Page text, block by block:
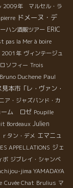
2009年 マルセル・ラ
ドメーヌ・デ
ーハン酒販ツアー ERIC
pas la Mer à boire
2001年 ヴィンテージュ
ソフィー Trois
Duchene Paul
本市「レ・ヴァン・
ア・ジャズバンド・カ
ーム ロゼ Poupille
Bordeaux Julien
ｒタン・デメ エマニュ
APPELLATIONS ジェ
ボ ジブレイ・シャンベ
jima YAMADAYA
Cuvée Chat Brulius マ